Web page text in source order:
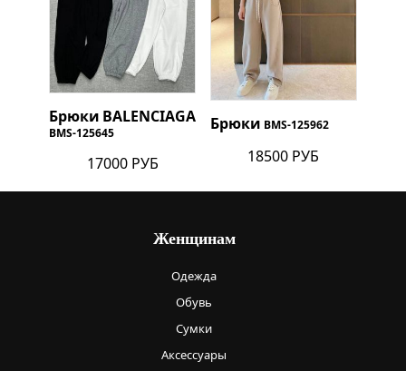
Брюки BALENCIAGA
BMS-125645
17000 РУБ
Брюки BMS-125962
18500 РУБ
Женщинам
Одежда
Обувь
Сумки
Аксессуары